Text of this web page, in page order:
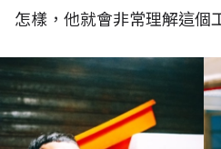
怎樣，他就會非常理解這個